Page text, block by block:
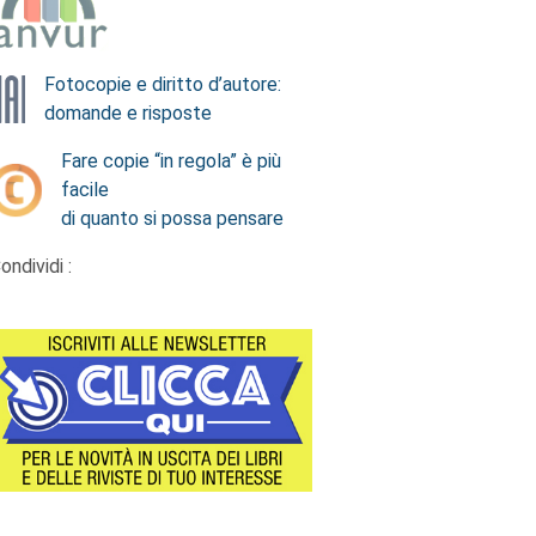
Fotocopie e diritto d’autore:
domande e risposte
Fare copie “in regola” è più
facile
di quanto si possa pensare
: